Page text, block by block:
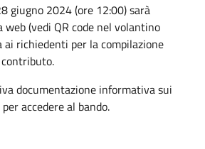
giugno 2024 (ore 12:00) sarà
(vedi QR code nel volantino
richiedenti per la compilazione
documentazione informativa sui
accedere al bando.